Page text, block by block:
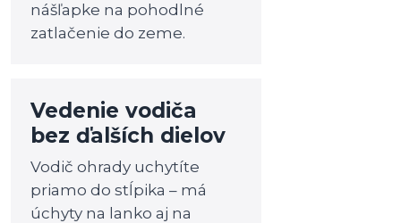
nášľapke na pohodlné
zatlačenie do zeme.
Vedenie vodiča
bez ďalších dielov
Vodič ohrady uchytíte
priamo do stĺpika – má
úchyty na lanko aj na